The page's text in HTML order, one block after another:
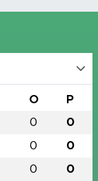
O P
0 0
0 0
0 0